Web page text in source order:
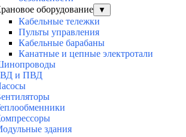
оборудование
▼
Кабельные тележки
Пульты управления
Кабельные барабаны
Канатные и цепные электротали
и ПВД
здания